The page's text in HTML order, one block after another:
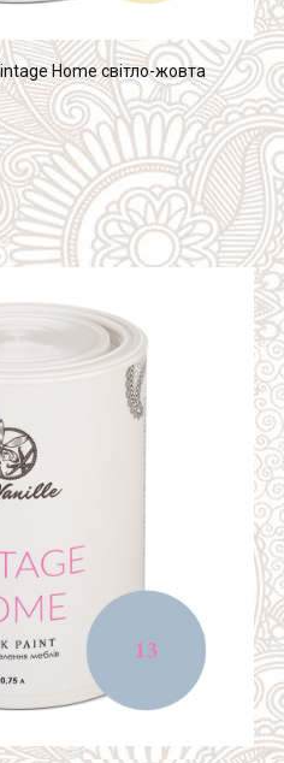
Home світло-жовта